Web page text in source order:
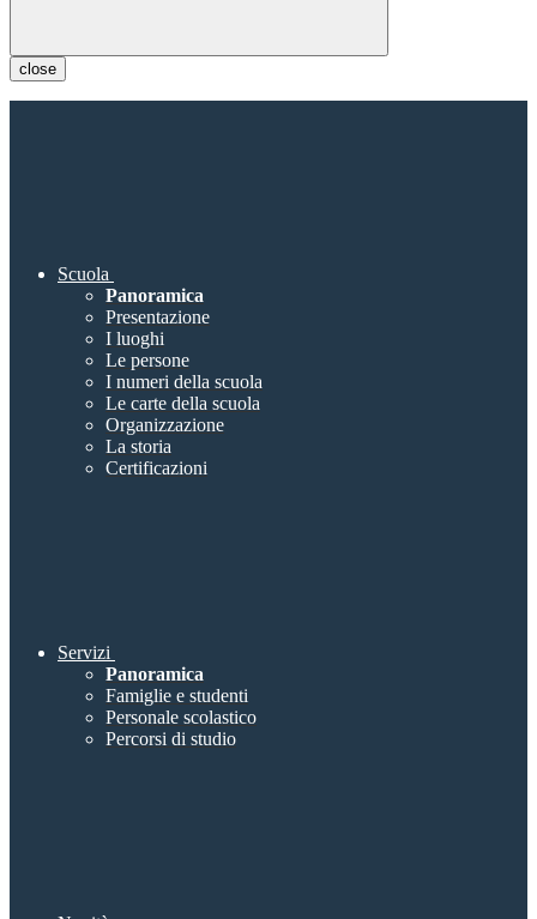
close
Scuola
Panoramica
Presentazione
I luoghi
Le persone
I numeri della scuola
Le carte della scuola
Organizzazione
La storia
Certificazioni
Servizi
Panoramica
Famiglie e studenti
Personale scolastico
Percorsi di studio